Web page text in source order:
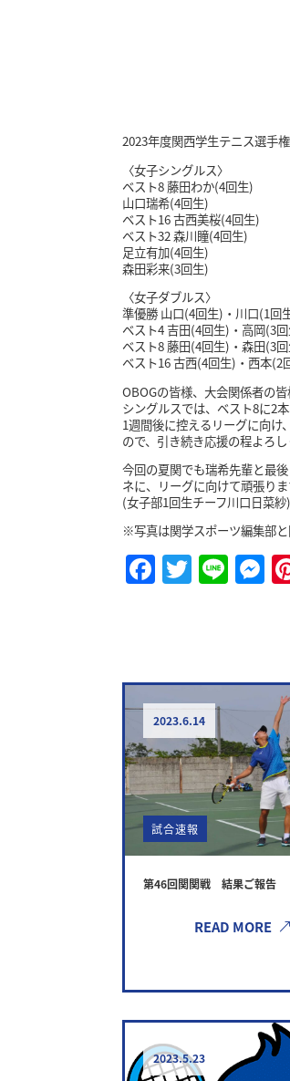
2023年度関西学生テニス選手
〈女子シングルス〉
ベスト8 藤田わか(4回生)
山口瑞希(4回生)
ベスト16 古西美桜(4回生)
ベスト32 森川瞳(4回生)
足立有加(4回生)
森田彩来(3回生)
〈女子ダブルス〉
準優勝 山口(4回生)・川口(1回
ベスト4 吉田(4回生)・高岡(3
ベスト8 藤田(4回生)・森田(3
ベスト16 古西(4回生)・西本(2
OBOGの皆様、大会関係者の
シングルスでは、ベスト8に2
1週間後に控えるリーグに向け
ので、引き続き応援の程よろし
今回の夏関でも瑞希先輩と最
ネに、リーグに向けて頑張り
(女子部1回生チーフ川口日菜紗)
※写真は関学スポーツ編集部と
Facebook
Twitter
Line
2023.6.14
試合速報
第46回関関戦 結果ご報告
READ MORE
2023.5.23